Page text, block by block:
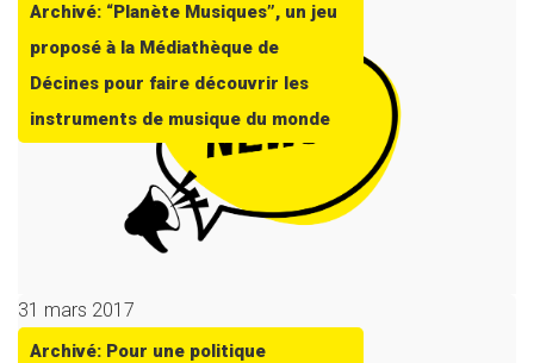
Archivé: “Planète Musiques”, un jeu
proposé à la Médiathèque de
Décines pour faire découvrir les
instruments de musique du monde
31 mars 2017
Archivé: Pour une politique